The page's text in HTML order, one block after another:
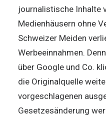
journalistische Inhalte
Medienhäusern ohne
Schweizer Meiden
Werbeeinnahmen.
über Google und Co.
die Originalquelle
vorgeschlagenen
Gesetzesänderung